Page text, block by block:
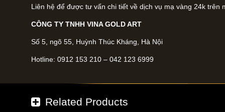
Liên hệ để được tư vấn chi tiết về dịch vụ mạ vàng 24k trên
CÔNG TY TNHH VINA GOLD ART
Số 5, ngõ 55, Huỳnh Thúc Kháng, Hà Nội
Hotline: 0912 153 210 – 042 123 6999
Related Products